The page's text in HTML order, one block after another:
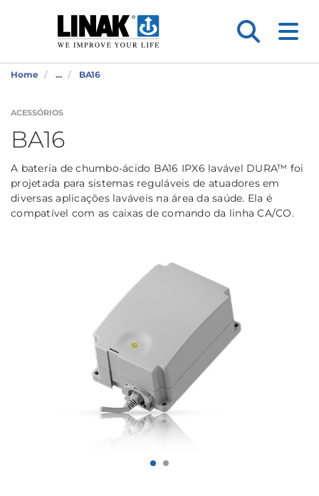
Home ... BA16
ACESSÓRIOS
BA16
A bateria de chumbo-ácido BA16 IPX6 lavável DURA™ foi
projetada para sistemas reguláveis de atuadores em
diversas aplicações laváveis na área da saúde. Ela é
compatível com as caixas de comando da linha CA/CO.